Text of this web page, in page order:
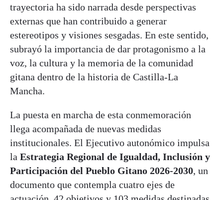
trayectoria ha sido narrada desde perspectivas
externas que han contribuido a generar
estereotipos y visiones sesgadas. En este sentido,
subrayó la importancia de dar protagonismo a la
voz, la cultura y la memoria de la comunidad
gitana dentro de la historia de Castilla-La
Mancha.
La puesta en marcha de esta conmemoración
llega acompañada de nuevas medidas
institucionales. El Ejecutivo autonómico impulsa
la Estrategia Regional de Igualdad, Inclusión y
Participación del Pueblo Gitano 2026-2030, un
documento que contempla cuatro ejes de